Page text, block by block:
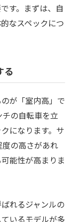
す。まずは、自
なスペックにつ
る
が「室内高」で
の自転車を立
になります。サ
の高さがあれ
能性が高まりま
れるジャンルの
いるモデルが多